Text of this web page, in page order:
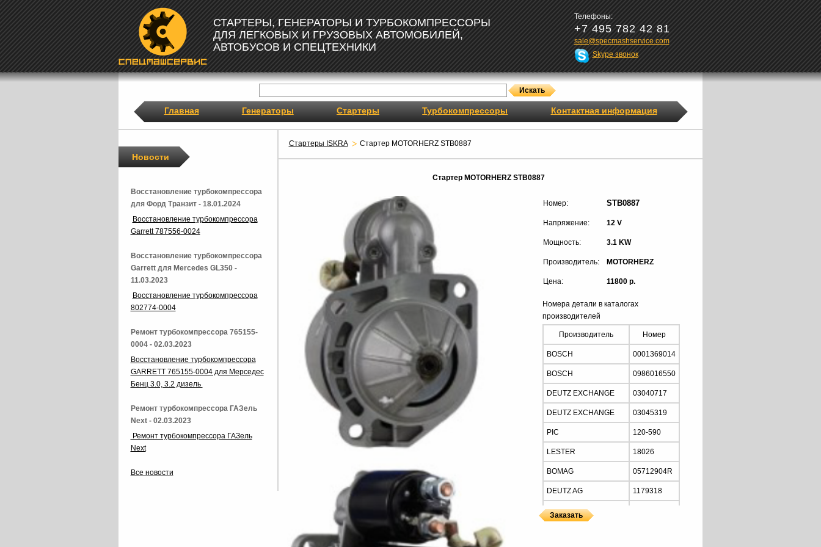
СТАРТЕРЫ, ГЕНЕРАТОРЫ И ТУРБОКОМПРЕССОРЫ
ДЛЯ ЛЕГКОВЫХ И ГРУЗОВЫХ АВТОМОБИЛЕЙ,
АВТОБУСОВ И СПЕЦТЕХНИКИ
Телефоны:
+7 495 782 42 81
sale@specmashservice.com
Skype звонок
Главная Генераторы Стартеры Турбокомпрессоры Контактная информация
Стартеры ISKRA Стартер MOTORHERZ STB0887
Стартер MOTORHERZ STB0887
Номер: STB0887
Напряжение: 12 V
Мощность: 3.1 KW
Производитель: MOTORHERZ
Цена: 11800 р.
Номера детали в каталогах
производителей
Производитель Номер
BOSCH 0001369014
BOSCH 0986016550
DEUTZ EXCHANGE 03040717
DEUTZ EXCHANGE 03045319
PIC 120-590
LESTER 18026
BOMAG 05712904R
DEUTZ AG 1179318
DEUTZ AG
Новости
Восстановление турбокомпрессора
для Форд Транзит - 18.01.2024
Восстановление турбокомпрессора
Garrett 787556-0024
Восстановление турбокомпрессора
Garrett для Mercedes GL350 -
11.03.2023
Восстановление турбокомпрессора
802774-0004
Ремонт турбокомпрессора 765155-
0004 - 02.03.2023
Восстановление турбокомпрессора
GARRETT 765155-0004 для Мерседес
Бенц 3.0, 3.2 дизель
Ремонт турбокомпрессора ГАЗель
Next - 02.03.2023
Ремонт турбокомпрессора ГАЗель
Next
Все новости